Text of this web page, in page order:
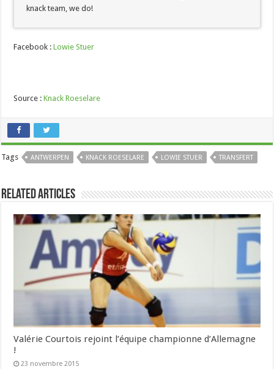
knack team, we do!
Facebook :Lowie Stuer
Source :Knack Roeselare
Tags ANTWERPEN KNACK ROESELARE LOWIE STUER TRANSFERT
Related Articles
Valérie Courtois rejoint l’équipe championne d’Allemagne
!
23 novembre 2015